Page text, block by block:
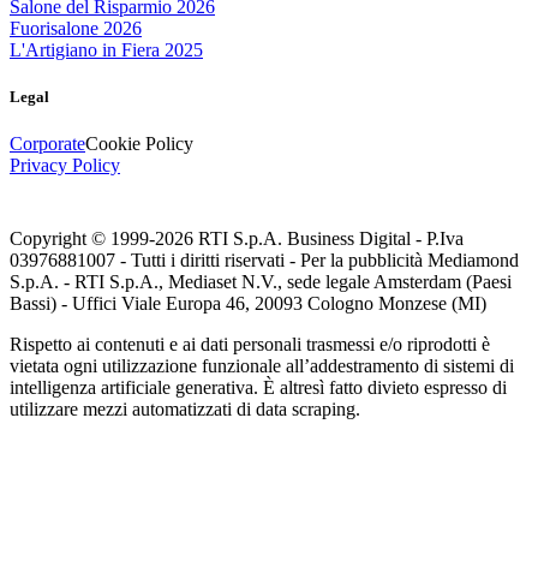
Salone del Risparmio 2026
Fuorisalone 2026
L'Artigiano in Fiera 2025
Legal
CorporateCookie Policy
Privacy Policy
Copyright © 1999-2026 RTI S.p.A. Business Digital - P.Iva
03976881007 - Tutti i diritti riservati - Per la pubblicità Mediamond
S.p.A. - RTI S.p.A., Mediaset N.V., sede legale Amsterdam (Paesi
Bassi) - Uffici Viale Europa 46, 20093 Cologno Monzese (MI)
Rispetto ai contenuti e ai dati personali trasmessi e/o riprodotti è
vietata ogni utilizzazione funzionale all’addestramento di sistemi di
intelligenza artificiale generativa. È altresì fatto divieto espresso di
utilizzare mezzi automatizzati di data scraping.